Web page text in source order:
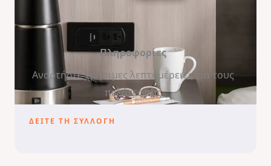
Πληροφορίες
Αναρτήστε χρήσιμες λεπτομέρειες για τους
πελάτες σας
ΔΕΙΤΕ ΤΗ ΣΥΛΛΟΓΗ